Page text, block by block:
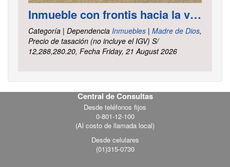
Inmueble con frontis hacia la vía al aeropuerto, es un terreno de forma irregular, cuenta con carretera asfaltada ubicado en la Av. Elmer Faucett km. 6.400, área ha. 2.625 distrito Tambopata, provincia Tambopata y departamento Madre de Dios
Categoría | Dependencia Inmuebles | Madre de Dios,
Precio de tasación (no incluye el IGV) S/
12,288,280.20, Fecha Friday, 21 August 2026
Central de Consultas
Desde teléfonos fijos
0-801-12-100
(Al costo de llamada local)
Desde celulares
(01)315-0730